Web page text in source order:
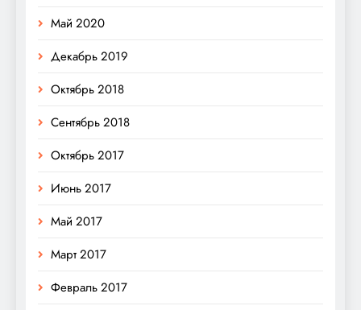
Май 2020
Декабрь 2019
Октябрь 2018
Сентябрь 2018
Октябрь 2017
Июнь 2017
Май 2017
Март 2017
Февраль 2017